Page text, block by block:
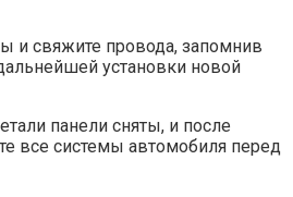
и свяжите провода, запомнив
установки новой
панели сняты, и после
все системы автомобиля перед